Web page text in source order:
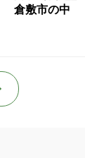
倉敷市の中